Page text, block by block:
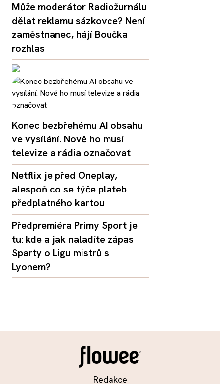
Může moderátor Radiožurnálu
dělat reklamu sázkovce? Není
zaměstnanec, hájí Boučka
rozhlas
Konec bezbřehému AI obsahu
ve vysílání. Nově ho musí
televize a rádia označovat
Netflix je před Oneplay,
alespoň co se týče plateb
předplatného kartou
Předpremiéra Primy Sport je
tu: kde a jak naladíte zápas
Sparty o Ligu mistrů s
Lyonem?
Redakce